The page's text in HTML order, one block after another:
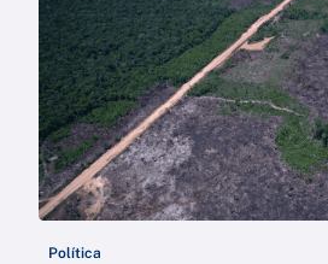
Política